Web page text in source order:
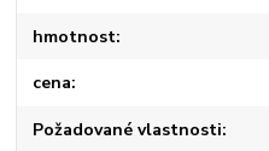
hmotnost
cena
Požadované vlastnosti